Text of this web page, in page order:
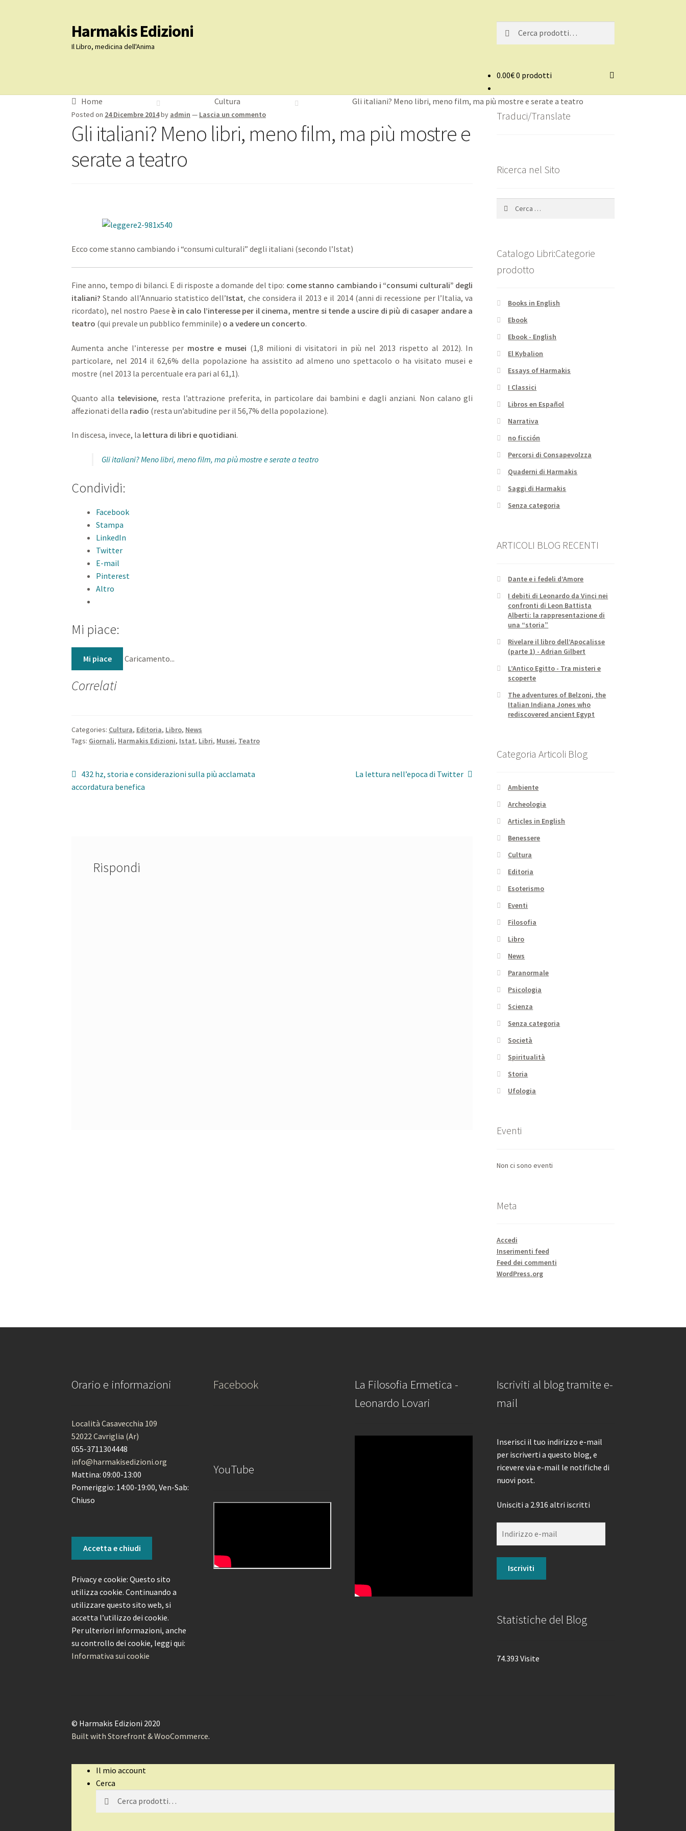
Vai
alla
navigazione
Vai
al
contenuto
Harmakis Edizioni
Il Libro, medicina dell'Anima
0.00€0 prodotti
Home Cultura Gli italiani? Meno libri, meno film, ma più mostre e serate a teatro
Posted on 24 Dicembre 2014by admin — Lascia un commento
Gli italiani? Meno libri, meno film, ma più mostre e
serate a teatro
Ecco come stanno cambiando i “consumi culturali” degli italiani (secondo l’Istat)
Fine anno, tempo di bilanci. E di risposte a domande del tipo: come stanno cambiando i “consumi culturali” degli
italiani? Stando all’Annuario statistico dell’Istat, che considera il 2013 e il 2014 (anni di recessione per l’Italia, va
ricordato), nel nostro Paeseè in calo l’interesse per il cinema, mentre si tende a uscire di più di casaper andare a
teatro (qui prevale un pubblico femminile) o a vedere un concerto.
Aumenta anche l’interesse per mostre e musei (1,8 milioni di visitatori in più nel 2013 rispetto al 2012). In
particolare, nel 2014 il 62,6% della popolazione ha assistito ad almeno uno spettacolo o ha visitato musei e
mostre (nel 2013 la percentuale era pari al 61,1).
Quanto alla televisione, resta l’attrazione preferita, in particolare dai bambini e dagli anziani. Non calano gli
affezionati della radio (resta un’abitudine per il 56,7% della popolazione).
In discesa, invece, la lettura di libri e quotidiani.
Gli italiani? Meno libri, meno film, ma più mostre e serate a teatro
Condividi:
Facebook
Stampa
LinkedIn
Twitter
E-mail
Pinterest
Altro
Mi piace:
Mi piace Caricamento...
Correlati
Categories: Cultura, Editoria, Libro, News
Tags: Giornali, Harmakis Edizioni, Istat, Libri, Musei, Teatro
Navigazione
articoli
Previous
post:
432 hz, storia e considerazioni sulla più acclamata
accordatura benefica
Next
La lettura nell’epoca di Twitter
Rispondi
Traduci/Translate
Ricerca nel Sito
Catalogo Libri:Categorie
prodotto
Books in English
Ebook
Ebook - English
El Kybalion
Essays of Harmakis
I Classici
Libros en Español
Narrativa
no ficción
Percorsi di Consapevolzza
Quaderni di Harmakis
Saggi di Harmakis
Senza categoria
ARTICOLI BLOG RECENTI
Dante e i fedeli d’Amore
I debiti di Leonardo da Vinci nei
confronti di Leon Battista
Alberti: la rappresentazione di
una “storia”
Rivelare il libro dell’Apocalisse
(parte 1) - Adrian Gilbert
L’Antico Egitto - Tra misteri e
scoperte
The adventures of Belzoni, the
Italian Indiana Jones who
rediscovered ancient Egypt
Categoria Articoli Blog
Ambiente
Archeologia
Articles in English
Benessere
Cultura
Editoria
Esoterismo
Eventi
Filosofia
Libro
News
Paranormale
Psicologia
Scienza
Senza categoria
Società
Spiritualità
Storia
Ufologia
Eventi
Non ci sono eventi
Meta
Accedi
Inserimenti feed
Feed dei commenti
WordPress.org
Orario e informazioni
Località Casavecchia 109
52022 Cavriglia (Ar)
055-3711304448
info@harmakisedizioni.org
Mattina: 09:00-13:00
Pomeriggio: 14:00-19:00, Ven-Sab:
Chiuso
Privacy e cookie: Questo sito
utilizza cookie. Continuando a
utilizzare questo sito web, si
accetta l’utilizzo dei cookie.
Per ulteriori informazioni, anche
su controllo dei cookie, leggi qui:
Informativa sui cookie
Facebook
YouTube
La Filosofia Ermetica -
Leonardo Lovari
Iscriviti al blog tramite e-
mail
Inserisci il tuo indirizzo e-mail
per iscriverti a questo blog, e
ricevere via e-mail le notifiche di
nuovi post.
Unisciti a 2.916 altri iscritti
Iscriviti
Statistiche del Blog
74.393 Visite
© Harmakis Edizioni 2020
Built with Storefront & WooCommerce.
Il mio account
Cerca